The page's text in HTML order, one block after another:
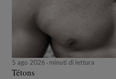
5 ago 2026 minuti di lettura
Tétons